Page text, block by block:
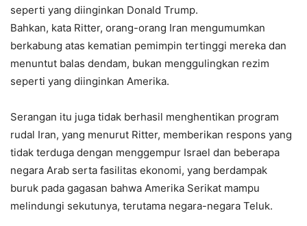
seperti yang diinginkan Donald Trump.
Bahkan, kata Ritter, orang-orang Iran mengumumkan
berkabung atas kematian pemimpin tertinggi mereka dan
menuntut balas dendam, bukan menggulingkan rezim
seperti yang diinginkan Amerika.
Serangan itu juga tidak berhasil menghentikan program
rudal Iran, yang menurut Ritter, memberikan respons yang
tidak terduga dengan menggempur Israel dan beberapa
negara Arab serta fasilitas ekonomi, yang berdampak
buruk pada gagasan bahwa Amerika Serikat mampu
melindungi sekutunya, terutama negara-negara Teluk.